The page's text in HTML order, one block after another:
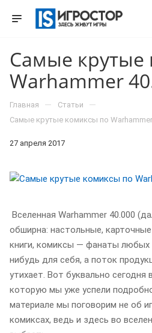
Самые крутые
Warhammer
Главная — Статьи —
Самые крутые комиксы по
27 апреля 2017
Вселенная Warhammer 40.000
обширна: настольные,
книги, комиксы — фанаты любых
нибудь для себя, а поток
утихает. Вот буквально сегодня
которую мы уже успели
материале мы поговорим не об
комиксах, ведь и здесь во